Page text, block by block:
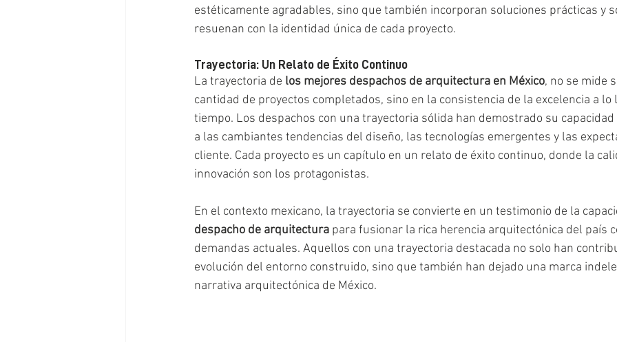
estéticamente agradables, sino que también incorporan soluciones prácticas y
resuenan con la identidad única de cada proyecto.
Trayectoria: Un Relato de Éxito Continuo
La trayectoria de los mejores despachos de arquitectura en México, no se mide
cantidad de proyectos completados, sino en la consistencia de la excelencia a lo
tiempo. Los despachos con una trayectoria sólida han demostrado su
a las cambiantes tendencias del diseño, las tecnologías emergentes y las
cliente. Cada proyecto es un capítulo en un relato de éxito continuo, donde la
innovación son los protagonistas.
En el contexto mexicano, la trayectoria se convierte en un testimonio de la
despacho de arquitectura para fusionar la rica herencia arquitectónica del país
demandas actuales. Aquellos con una trayectoria destacada no solo han
evolución del entorno construido, sino que también han dejado una marca
narrativa arquitectónica de México.